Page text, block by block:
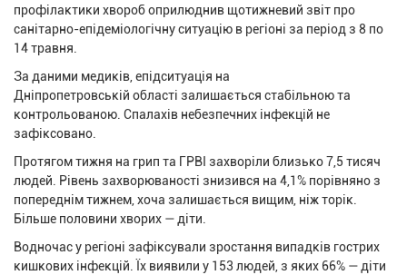
профілактики хвороб оприлюднив щотижневий звіт про
санітарно-епідеміологічну ситуацію в регіоні за період з 8 по
14 травня.
За даними медиків, епідситуація на
Дніпропетровській області залишається стабільною та
контрольованою. Спалахів небезпечних інфекцій не
зафіксовано.
Протягом тижня на грип та ГРВІ захворіли близько 7,5 тисяч
людей. Рівень захворюваності знизився на 4,1% порівняно з
попереднім тижнем, хоча залишається вищим, ніж торік.
Більше половини хворих — діти.
Водночас у регіоні зафіксували зростання випадків гострих
кишкових інфекцій. Їх виявили у 153 людей, з яких 66% — діти